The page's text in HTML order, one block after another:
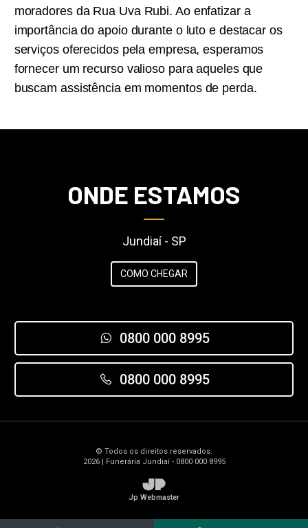
moradores da Rua Uva Rubi. Ao enfatizar a
importância do apoio durante o luto e destacar os
serviços oferecidos pela empresa, esperamos
fornecer um recurso valioso para aqueles que
buscam assistência em momentos de perda.
ONDE ESTAMOS
Jundiaí - SP
COMO CHEGAR
0800 000 8995
0800 000 8995
© Todos os direitos reservados.
2026 | Funerária Jundiaí - 0800 000 8995
JP
Jp Webmaster